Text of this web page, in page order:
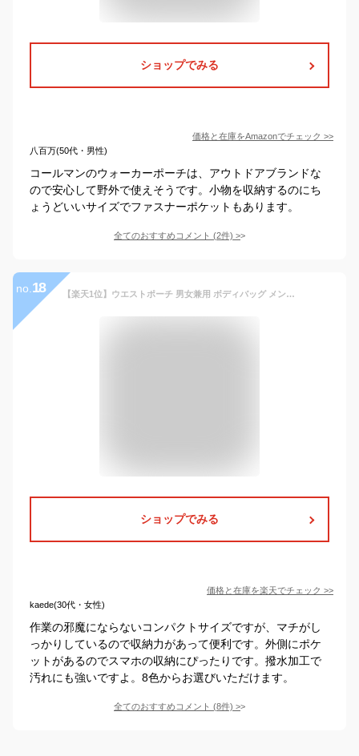
ショップでみる
価格と在庫をAmazonでチェック >>
八百万(50代・男性)
コールマンのウォーカーポーチは、アウトドアブランドな
ので安心して野外で使えそうです。小物を収納するのにち
ょうどいいサイズでファスナーポケットもあります。
全てのおすすめコメント (2件) >
no. 18 【楽天1位】ウエストポーチ 男女兼用 ボディバッグ メンズ レディース 大容量 おしゃれ 防水 ボディバック ウエストバッグ ボディーバッグ ウェストポーチ ヒップバッグ 仕事用 作業用 調整 腰包 ウェストバッグ 送料無料
ショップでみる
価格と在庫を楽天でチェック >>
kaede(30代・女性)
作業の邪魔にならないコンパクトサイズですが、マチがし
っかりしているので収納力があって便利です。外側にポケ
ットがあるのでスマホの収納にぴったりです。撥水加工で
汚れにも強いですよ。8色からお選びいただけます。
全てのおすすめコメント (8件) >